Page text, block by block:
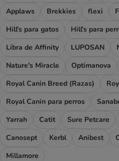
Applaws
Brekkies flexi
Hill's para gatos
Hill's para
Libra de Affinity
LUPOSAN
Nature's Miracle
Optimanova
Royal Canin Breed (Razas)
Royal Canin para perros
Yarrah
Catit Sure Petcare
Canosept
Kerbl Anibest
Millamore